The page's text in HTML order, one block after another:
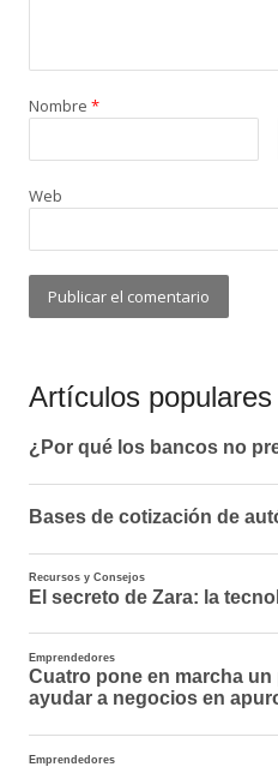
Nombre *
Web
Artículos populares